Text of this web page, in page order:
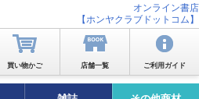
オンライン書店
【ホンヤクラブドットコム】
買い物かご 店舗一覧 ご利用ガイド